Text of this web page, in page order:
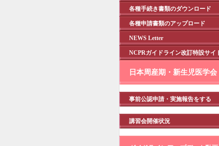
各種手続き書類のダウンロード
各種申請書類のアップロード
NEWS Letter
NCPRガイドライン改訂特設サイ
日本周産期・新生児医学会
事前公認申請・実施報告をする
講習会開催状況